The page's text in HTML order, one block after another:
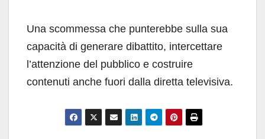
Una scommessa che punterebbe sulla sua
capacità di generare dibattito, intercettare
l’attenzione del pubblico e costruire
contenuti anche fuori dalla diretta televisiva.